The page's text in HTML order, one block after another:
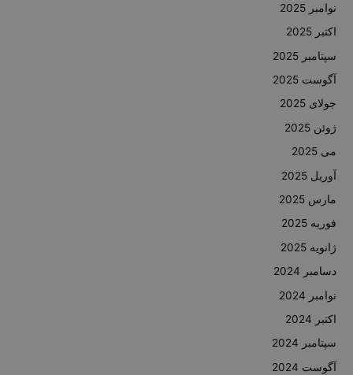
نوامبر 2025
اکتبر 2025
سپتامبر 2025
آگوست 2025
جولای 2025
ژوئن 2025
می 2025
آوریل 2025
مارس 2025
فوریه 2025
ژانویه 2025
دسامبر 2024
نوامبر 2024
اکتبر 2024
سپتامبر 2024
آگوست 2024